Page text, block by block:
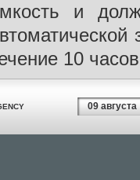
и
10
09 августа